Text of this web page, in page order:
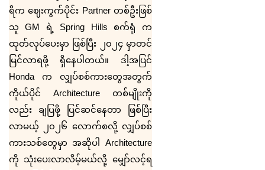
ရိက ဈေးကွက်ပိုင်း Partner တစ်ဦးဖြစ်
သူGM ရဲ့ Spring Hillsစက်ရုံ က
ထုတ်လုပ်ပေးမှာ ဖြစ်ပြီး ၂၀၂၄ မှာတင်
မြင်လာရဖို့ ရှိနေပါတယ်။ ဒါ့အပြင်
Honda က လျှပ်စစ်ကားတွေအတွက်
ကိုယ်ပိုင် Architecture တစ်မျိုးကို
လည်း ချပြဖို့ ပြင်ဆင်နေတာ ဖြစ်ပြီး
လာမယ့် ၂၀၂၆ လောက်စလို့ လျှပ်စစ်
ကားသစ်တွေမှာ အဆိုပါ Architecture
ကို သုံးပေးလာလိမ့်မယ်လို့ မျှော်လင့်ရ